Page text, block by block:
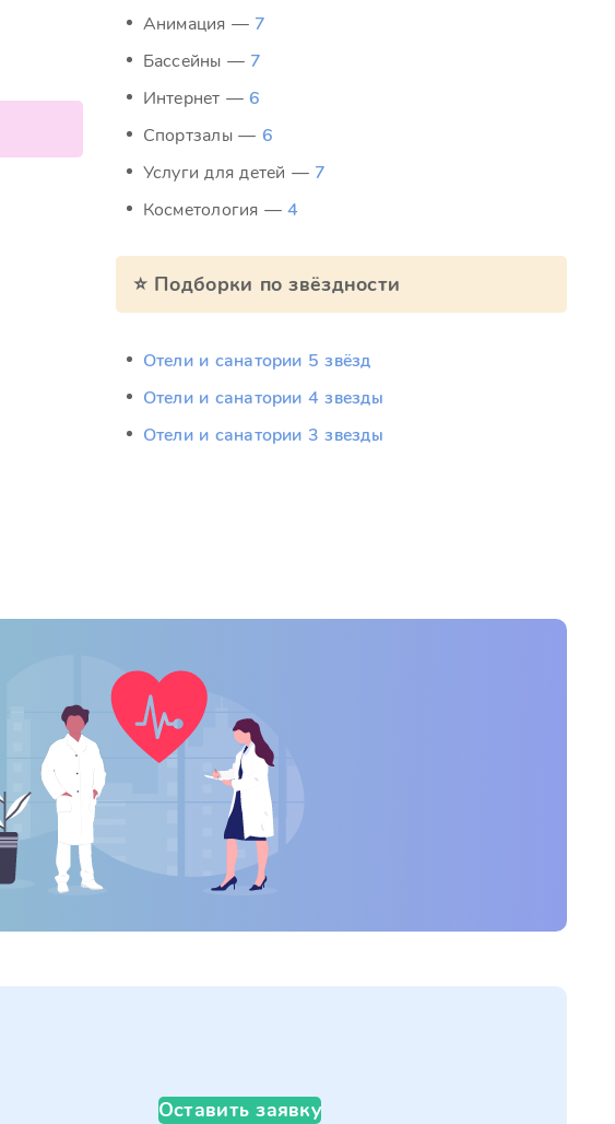
Анимация — 7
Бассейны — 7
Интернет —6
Спортзалы — 6
Услуги для детей — 7
Косметология —4
⭐ Подборки по звёздности
Отели и санатории 5 звёзд
Отели и санатории 4 звезды
Отели и санатории 3 звезды
Оставить заявку